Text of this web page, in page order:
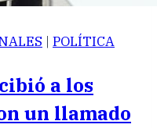
| POLÍTICA
a los
un llamado